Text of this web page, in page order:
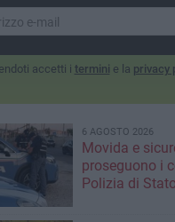
accetti i termini e la privacy
6 AGOSTO 2026
Movida e
proseguono i
Polizia di Stato